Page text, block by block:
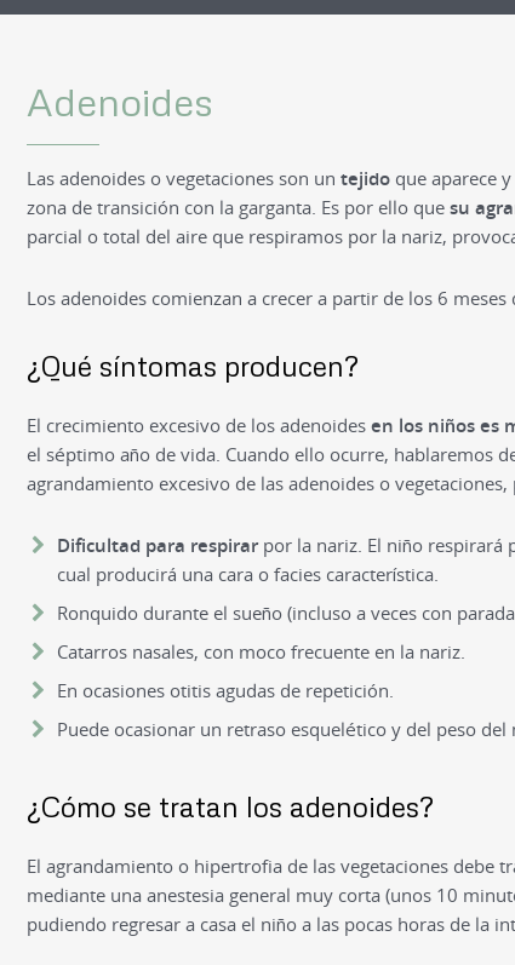
Adenoides
Las adenoides o vegetaciones son un tejidoque aparece y
zona de transición con la garganta. Es por ello que su
parcial o total del aire que respiramos por la nariz,
Los adenoides comienzan a crecer a partir de los 6 meses
¿Qué síntomas producen?
El crecimiento excesivo de los adenoides en los niños es
el séptimo año de vida. Cuando ello ocurre, hablaremos
agrandamiento excesivo de las adenoides o
Dificultad para respirarpor la nariz. El niño respirará
cual producirá una cara o facies característica.
Ronquido durante el sueño (incluso a veces con
Catarros nasales, con moco frecuente en la nariz.
En ocasiones otitis agudas de repetición.
Puede ocasionar un retraso esquelético y del peso del
¿Cómo se tratan los adenoides?
El agrandamiento o hipertrofia de las vegetaciones debe
mediante una anestesia general muy corta (unos 10
pudiendo regresar a casa el niño a las pocas horas de la